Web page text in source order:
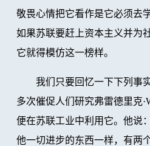
敬畏心情把它看作是它必须去
如果苏联要赶上资本主义并为
它就得模仿这一榜样。
我们只要回忆一下下列事实
多次催促人们研究弗雷德里克
便在苏联工业中利用它。他说
他一切进步的东西一样，有两